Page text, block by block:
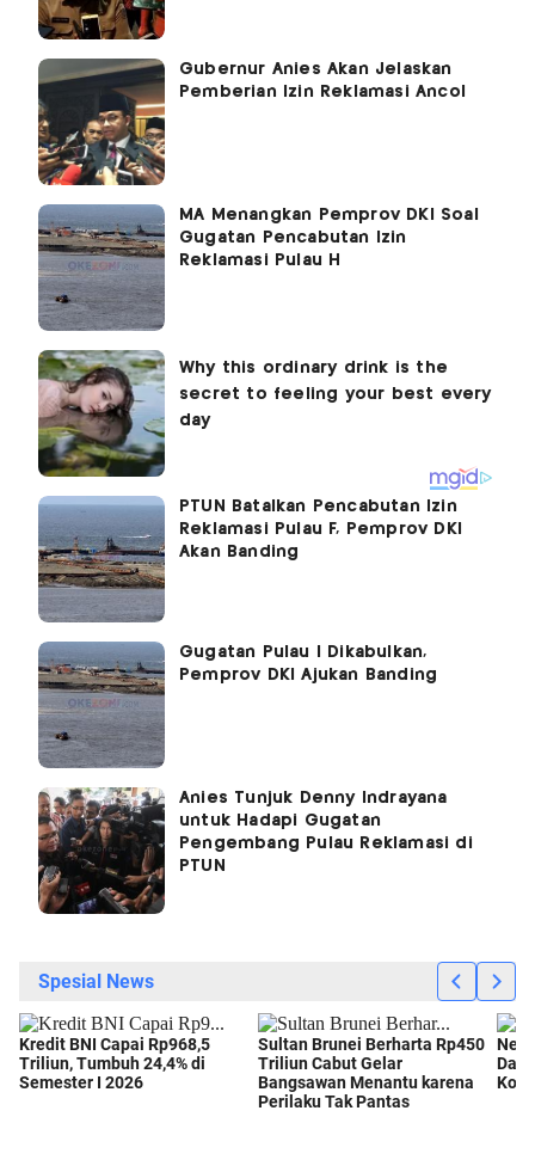
Gubernur Anies Akan Jelaskan
Pemberian Izin Reklamasi Ancol
MA Menangkan Pemprov DKI Soal
Gugatan Pencabutan Izin
Reklamasi Pulau H
PTUN Batalkan Pencabutan Izin
Reklamasi Pulau F, Pemprov DKI
Akan Banding
Gugatan Pulau I Dikabulkan,
Pemprov DKI Ajukan Banding
Anies Tunjuk Denny Indrayana
untuk Hadapi Gugatan
Pengembang Pulau Reklamasi di
PTUN